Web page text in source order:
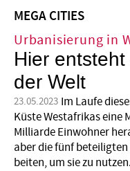
MEGA CITIES
Urbanisierung in
Hier
der Welt
23.05.2023 Im Laufe
Küste Westafrikas eine
Milliarde Einwohner
aber die fünf
beiten, um sie zu nutzen.